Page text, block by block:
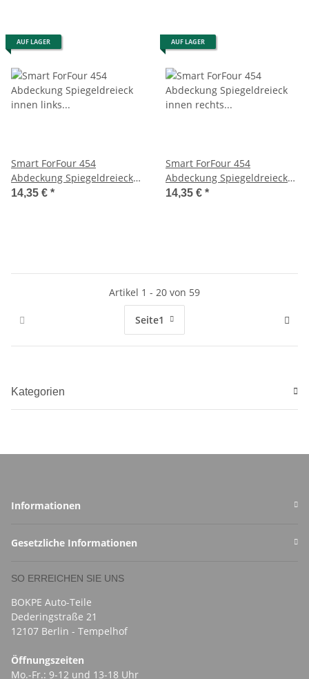
AUF LAGER
Smart ForFour 454
Abdeckung Spiegeldreieck
innen links A4547280156
14,35 € *
AUF LAGER
Smart ForFour 454
Abdeckung Spiegeldreieck
innen rechts A4547280256
14,35 € *
Artikel 1 - 20 von 59
Seite1
Kategorien
Informationen
Gesetzliche Informationen
SO ERREICHEN SIE UNS
BOKPE Auto-Teile
Dederingstraße 21
12107 Berlin - Tempelhof
Öffnungszeiten
Mo.-Fr.: 9-12 und 13-18 Uhr